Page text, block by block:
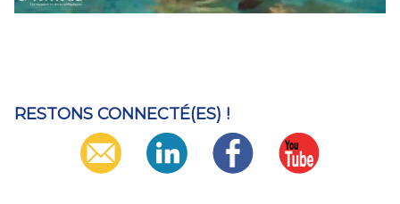
RESTONS CONNECTÉ(ES) !